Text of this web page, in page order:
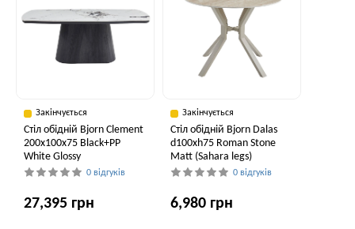
Закінчується
Стіл обідній Bjorn Clement
200x100x75 Black+PP
White Glossy
0 відгуків
27,395 грн
Закінчується
Стіл обідній Bjorn Dalas
d100xh75 Roman Stone
Matt (Sahara legs)
0 відгуків
6,980 грн